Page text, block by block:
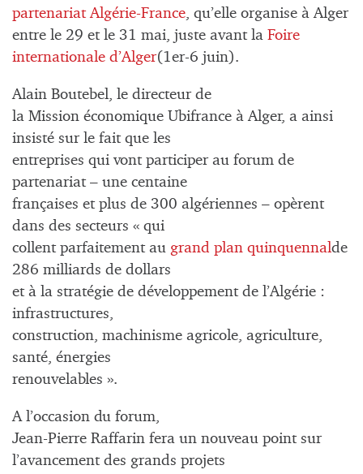
partenariat Algérie-France, qu’elle organise à Alger
entre le 29 et le 31 mai, juste avant la Foire
internationale d’Alger(1er-6 juin).
Alain Boutebel, le directeur de
la Mission économique Ubifrance à Alger, a ainsi
insisté sur le fait que les
entreprises qui vont participer au forum de
partenariat – une centaine
françaises et plus de 300 algériennes – opèrent
dans des secteurs « qui
collent parfaitement au grand plan quinquennalde
286 milliards de dollars
et à la stratégie de développement de l’Algérie :
infrastructures,
construction, machinisme agricole, agriculture,
santé, énergies
renouvelables ».
A l’occasion du forum,
Jean-Pierre Raffarin fera un nouveau point sur
l’avancement des grands projets